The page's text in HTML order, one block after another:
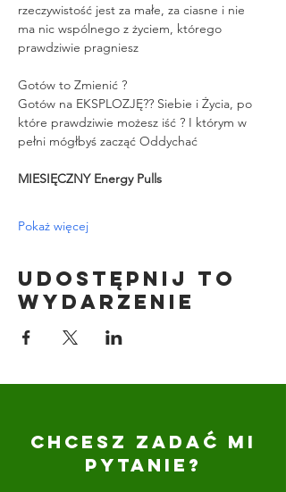
rzeczywistość jest za małe, za ciasne i nie
ma nic wspólnego z życiem, którego
prawdziwie pragniesz
Gotów to Zmienić ?
Gotów na EKSPLOZJĘ?? Siebie i Życia, po
które prawdziwie możesz iść ? I którym w
pełni mógłbyś zacząć Oddychać
MIESIĘCZNY Energy Pulls
Pokaż więcej
Udostępnij to
wydarzenie
CHCESZ ZADAĆ MI
PYTANIE?